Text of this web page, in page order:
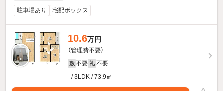
駐車場あり 宅配ボックス
10.6万円
（管理費不要）
敷 不要 礼 不要
- / 3LDK / 73.9㎡